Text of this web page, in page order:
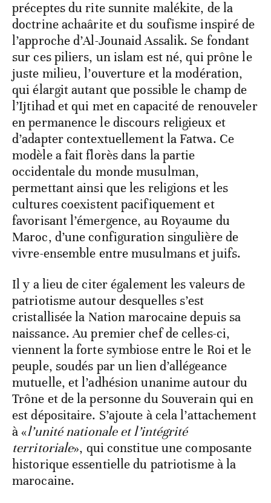
préceptes du rite sunnite malékite, de la
doctrine achaârite et du soufisme inspiré de
l’approche d’Al-Jounaid Assalik. Se fondant
sur ces piliers, un islam est né, qui prône le
juste milieu, l’ouverture et la modération,
qui élargit autant que possible le champ de
l’Ijtihad et qui met en capacité de renouveler
en permanence le discours religieux et
d’adapter contextuellement la Fatwa. Ce
modèle a fait florès dans la partie
occidentale du monde musulman,
permettant ainsi que les religions et les
cultures coexistent pacifiquement et
favorisant l’émergence, au Royaume du
Maroc, d’une configuration singulière de
vivre-ensemble entre musulmans et juifs.
Il y a lieu de citer également les valeurs de
patriotisme autour desquelles s’est
cristallisée la Nation marocaine depuis sa
naissance. Au premier chef de celles-ci,
viennent la forte symbiose entre le Roi et le
peuple, soudés par un lien d’allégeance
mutuelle, et l’adhésion unanime autour du
Trône et de la personne du Souverain qui en
est dépositaire. S’ajoute à cela l’attachement
à «l’unité nationale et l’intégrité
territoriale», qui constitue une composante
historique essentielle du patriotisme à la
marocaine.